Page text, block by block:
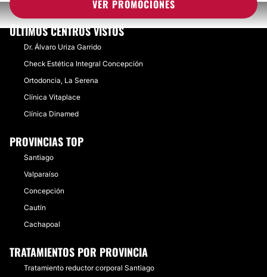
VER PROMOCIONES
ÚLTIMOS CENTROS VISTOS
Dr. Álvaro Uriza Garrido
Check Estética Integral Concepción
Ortodoncia, La Serena
Clínica Vitaplace
Clínica Dinamed
PROVINCIAS TOP
Santiago
Valparaíso
Concepción
Cautín
Cachapoal
TRATAMIENTOS POR PROVINCIA
Tratamiento reductor corporal Santiago